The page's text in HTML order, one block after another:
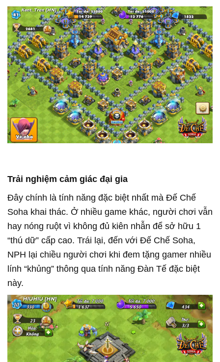
Trải nghiệm cảm giác đại gia
Đây chính là tính năng đặc biệt nhất mà Đế Chế
Soha khai thác. Ở nhiều game khác, người chơi vẫn
hay nóng ruột vì không đủ kiên nhẫn để sở hữu 1
“thú dữ” cấp cao. Trái lại, đến với Đế Chế Soha,
NPH lại chiều người chơi khi đem tặng gamer nhiều
lính “khủng” thông qua tính năng Đàn Tế đặc biệt
này.